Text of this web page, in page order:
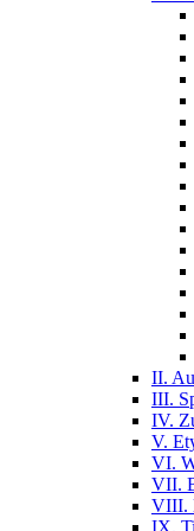
II.
III.
IV.
V.
VI.
VII.
VIII.
IX.